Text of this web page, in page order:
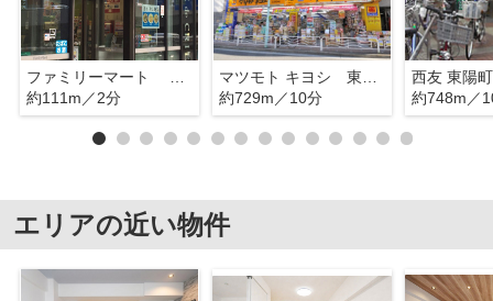
約111m／2分
約729m／10分
西友 東陽
約748m／
エリアの近い物件